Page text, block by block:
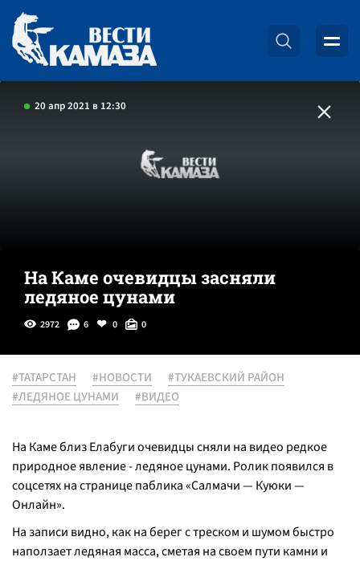
20 апр 2021 в 12:30
На Каме очевидцы засняли
ледяное цунами
2972 6 0 0
#ТАТАРСТАН #НОВОСТИ
#ТУКАЕВСКИЙ РАЙОН
#ЛЕДЯНОЕ ЦУНАМИ
#ВИДЕО
На Каме близ Елабуги очевидцы сняли на видео редкое
природное явление - ледяное цунами. Ролик появился в
соцсетях на странице паблика «Салмачи — Куюки —
Онлайн».
На записи видно, как на берег с треском и шумом быстро
наползает ледяная масса, сметая на своем пути камни и